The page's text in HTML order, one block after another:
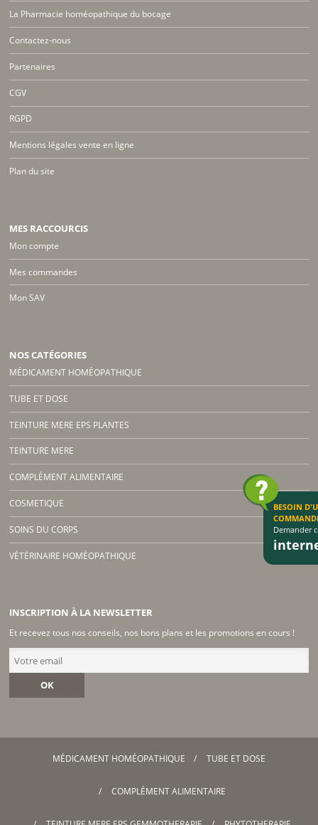
La Pharmacie homéopathique du bocage
Contactez-nous
Partenaires
CGV
RGPD
Mentions légales vente en ligne
Plan du site
MES RACCOURCIS
Mon compte
Mes commandes
Mon SAV
NOS CATÉGORIES
MÉDICAMENT HOMÉOPATHIQUE
TUBE ET DOSE
TEINTURE MERE EPS PLANTES
TEINTURE MERE
COMPLÉMENT ALIMENTAIRE
COSMETIQUE
SOINS DU CORPS
VÉTÉRINAIRE HOMÉOPATHIQUE
INSCRIPTION À LA NEWSLETTER
Et recevez tous nos conseils, nos bons plans et les promotions en cours !
OK
MÉDICAMENT HOMÉOPATHIQUE TUBE ET DOSE
COMPLÉMENT ALIMENTAIRE
BESOIN
Demander